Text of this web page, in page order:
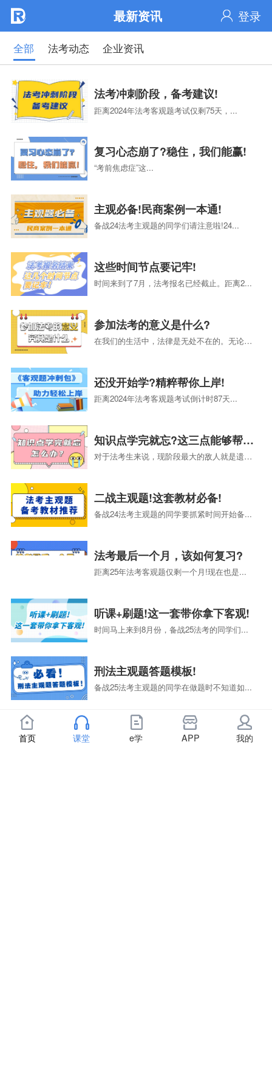
最新资讯 登录
全部 法考动态 企业资讯
法考冲刺阶段，备考建议!
距离2024年法考客观题考试仅剩75天，...
复习心态崩了?稳住，我们能赢!
“考前焦虑症”这...
主观必备!民商案例一本通!
备战24法考主观题的同学们请注意啦!24...
这些时间节点要记牢!
时间来到了7月，法考报名已经截止。距离2...
参加法考的意义是什么?
在我们的生活中，法律是无处不在的。无论是...
还没开始学?精粹帮你上岸!
距离2024年法考客观题考试倒计时87天...
知识点学完就忘?这三点能够帮助你!
对于法考生来说，现阶段最大的敌人就是遗忘...
二战主观题!这套教材必备!
备战24法考主观题的同学要抓紧时间开始备...
法考最后一个月，该如何复习?
距离25年法考客观题仅剩一个月!现在也是...
听课+刷题!这一套带你拿下客观!
时间马上来到8月份，备战25法考的同学们...
刑法主观题答题模板!
备战25法考主观题的同学在做题时不知道如...
7月复习法考，还来得及吗?
有句话说得好：现在不开始的话，永远来不及...
首页 课堂 e学 APP 我的